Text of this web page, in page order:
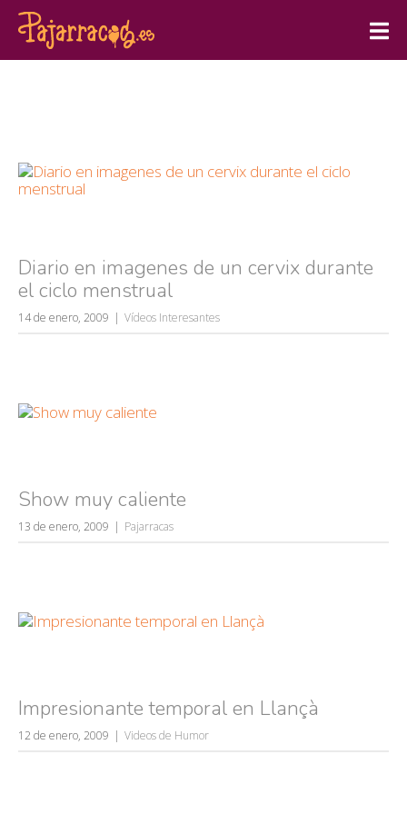
Diario en imagenes de un cervix durante
el ciclo menstrual
14 de enero, 2009 Vídeos Interesantes
Show muy caliente
13 de enero, 2009 Pajarracas
Impresionante temporal en Llançà
12 de enero, 2009 Videos de Humor